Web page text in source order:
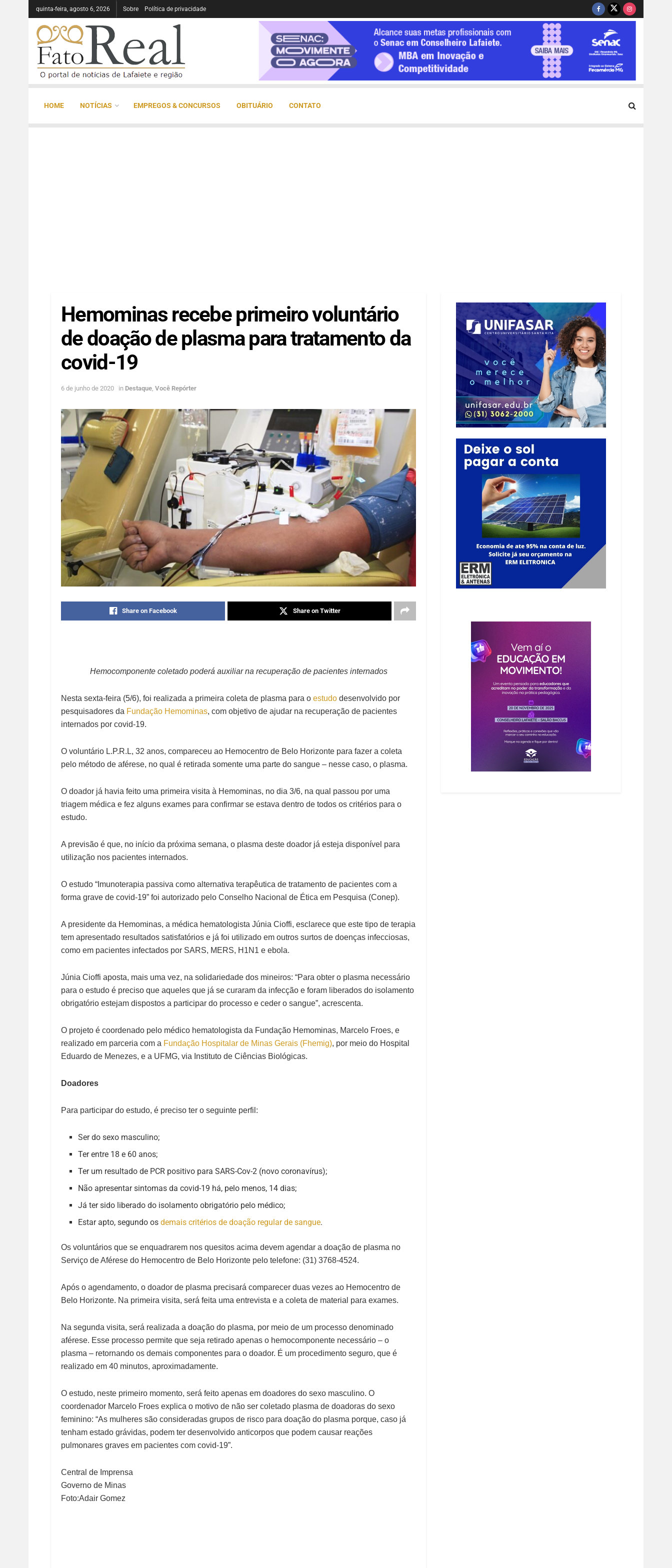
quinta-feira, agosto 6, 2026 Sobre Política de privacidade
HOME NOTÍCIAS EMPREGOS & CONCURSOS OBITUÁRIO CONTATO
Hemominas recebe primeiro voluntário
de doação de plasma para tratamento da
covid-19
6 de junho de 2020 in Destaque Você Repórter
Share on Facebook Share on Twitter
Hemocomponente coletado poderá auxiliar na recuperação de pacientes internados
Nesta sexta-feira (5/6), foi realizada a primeira coleta de plasma para o estudo desenvolvido por
pesquisadores da Fundação Hemominas, com objetivo de ajudar na recuperação de pacientes
internados por covid-19.
O voluntário L.P.R.L, 32 anos, compareceu ao Hemocentro de Belo Horizonte para fazer a coleta
pelo método de aférese, no qual é retirada somente uma parte do sangue – nesse caso, o plasma.
O doador já havia feito uma primeira visita à Hemominas, no dia 3/6, na qual passou por uma
triagem médica e fez alguns exames para confirmar se estava dentro de todos os critérios para o
estudo.
A previsão é que, no início da próxima semana, o plasma deste doador já esteja disponível para
utilização nos pacientes internados.
O estudo “Imunoterapia passiva como alternativa terapêutica de tratamento de pacientes com a
forma grave de covid-19” foi autorizado pelo Conselho Nacional de Ética em Pesquisa (Conep).
A presidente da Hemominas, a médica hematologista Júnia Cioffi, esclarece que este tipo de terapia
tem apresentado resultados satisfatórios e já foi utilizado em outros surtos de doenças infecciosas,
como em pacientes infectados por SARS, MERS, H1N1 e ebola.
Júnia Cioffi aposta, mais uma vez, na solidariedade dos mineiros: “Para obter o plasma necessário
para o estudo é preciso que aqueles que já se curaram da infecção e foram liberados do isolamento
obrigatório estejam dispostos a participar do processo e ceder o sangue”, acrescenta.
O projeto é coordenado pelo médico hematologista da Fundação Hemominas, Marcelo Froes, e
realizado em parceria com a Fundação Hospitalar de Minas Gerais (Fhemig), por meio do Hospital
Eduardo de Menezes, e a UFMG, via Instituto de Ciências Biológicas.
Doadores
Para participar do estudo, é preciso ter o seguinte perfil:
Ser do sexo masculino;
Ter entre 18 e 60 anos;
Ter um resultado de PCR positivo para SARS-Cov-2 (novo coronavírus);
Não apresentar sintomas da covid-19 há, pelo menos, 14 dias;
Já ter sido liberado do isolamento obrigatório pelo médico;
Estar apto, segundo osdemais critérios de doação regular de sangue.
Os voluntários que se enquadrarem nos quesitos acima devem agendar a doação de plasma no
Serviço de Aférese do Hemocentro de Belo Horizonte pelo telefone: (31) 3768-4524.
Após o agendamento, o doador de plasma precisará comparecer duas vezes ao Hemocentro de
Belo Horizonte. Na primeira visita, será feita uma entrevista e a coleta de material para exames.
Na segunda visita, será realizada a doação do plasma, por meio de um processo denominado
aférese. Esse processo permite que seja retirado apenas o hemocomponente necessário – o
plasma – retornando os demais componentes para o doador. É um procedimento seguro, que é
realizado em 40 minutos, aproximadamente.
O estudo, neste primeiro momento, será feito apenas em doadores do sexo masculino. O
coordenador Marcelo Froes explica o motivo de não ser coletado plasma de doadoras do sexo
feminino: “As mulheres são consideradas grupos de risco para doação do plasma porque, caso já
tenham estado grávidas, podem ter desenvolvido anticorpos que podem causar reações
pulmonares graves em pacientes com covid-19”.
Central de Imprensa
Governo de Minas
Foto:Adair Gomez